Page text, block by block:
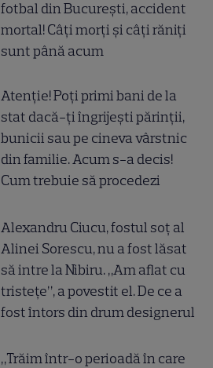
fotbal din București, accident
mortal! Câți morți și câți răniți
sunt până acum
Atenție! Poți primi bani de la
stat dacă-ți îngrijești părinții,
bunicii sau pe cineva vârstnic
din familie. Acum s-a decis!
Cum trebuie să procedezi
Alexandru Ciucu, fostul soț al
Alinei Sorescu, nu a fost lăsat
să intre la Nibiru. „Am aflat cu
tristețe”, a povestit el. De ce a
fost întors din drum designerul
„Trăim într-o perioadă în care